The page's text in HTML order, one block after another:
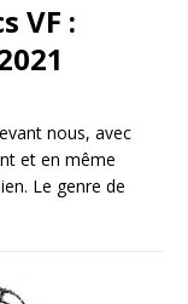
VF :
nous, avec
et en même
Le genre de